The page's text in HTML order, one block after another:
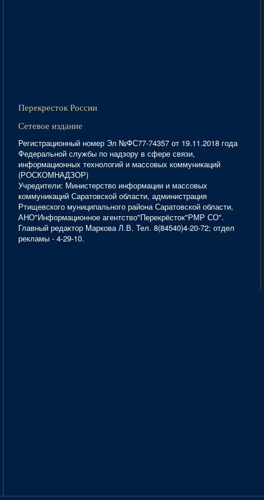
Перекресток России
Сетевое издание
Регистрационный номер Эл №ФС77-74357 от 19.11.2018 года
Федеральной службы по надзору в сфере связи,
информационных технологий и массовых коммуникаций
(РОСКОМНАДЗОР)
Учредители: Министерство информации и массовых
коммуникаций Саратовской области, администрация
Ртищевского муниципального района Саратовской области,
АНО"Информационное агентство"Перекрёсток"РМР СО".
Главный редактор Маркова Л.В. Тел. 8(84540)4-20-72; отдел
рекламы - 4-29-10.